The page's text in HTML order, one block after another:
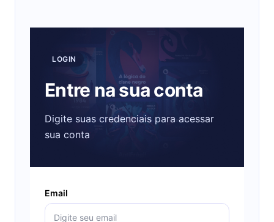
LOGIN
Entre na sua conta
Digite suas credenciais para acessar
sua conta
Email